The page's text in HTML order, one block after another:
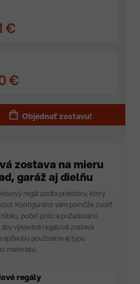
€
€
Objednať zostavu!
zostava na mieru
garáž aj dielňu
regál podľa priestoru, ktorý
Konfigurátor vám pomôže zvoliť
počet políc a požadovanú
výsledná regálová zostava
spôsobu používania aj typu
materiálu.
regály